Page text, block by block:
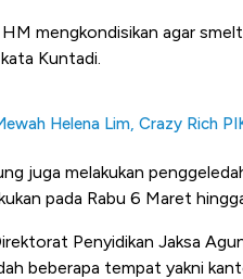
mengkondisikan agar
Kuntadi.
Helena Lim, Crazy Rich
juga melakukan
pada Rabu 6 Maret
Penyidikan Jaksa
beberapa tempat yakni